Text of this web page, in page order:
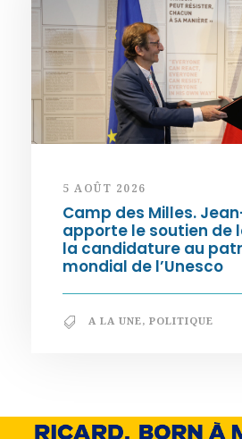
5 AOÛT 2026
Camp des Milles.
apporte le soutien de
la candidature au
mondial de l’Unesco
A LA UNE, POLITIQUE